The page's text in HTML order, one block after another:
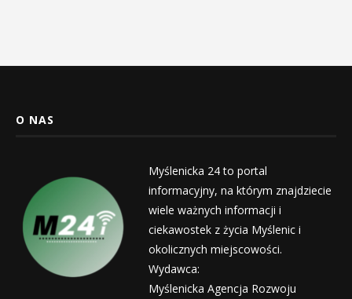
O NAS
Myślenicka 24 to portal
informacyjny, na którym znajdziecie
wiele ważnych informacji i
ciekawostek z życia Myślenic i
okolicznych miejscowości.
Wydawca:
Myślenicka Agencja Rozwoju